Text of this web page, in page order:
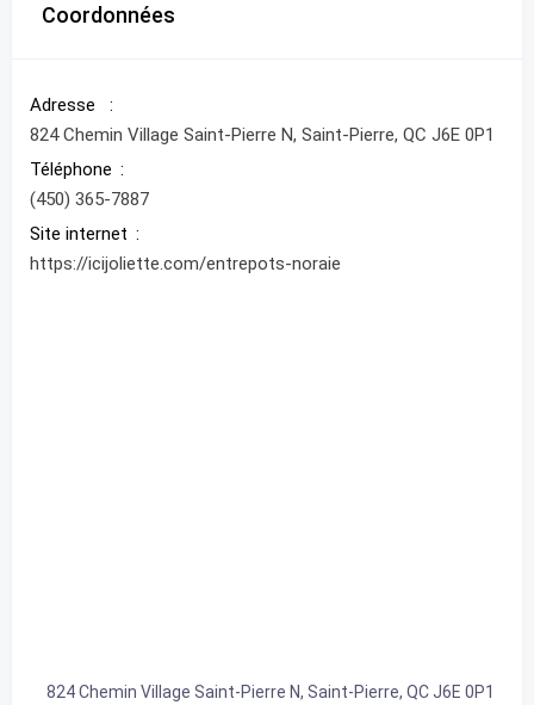
Coordonnées
Adresse
824 Chemin Village Saint-Pierre N, Saint-Pierre, QC J6E 0P1
Téléphone
(450) 365-7887
Site internet
https://icijoliette.com/entrepots-noraie
824 Chemin Village Saint-Pierre N, Saint-Pierre, QC J6E 0P1